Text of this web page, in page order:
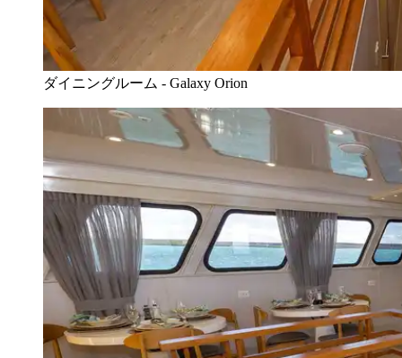
ダイニングルーム - Galaxy Orion